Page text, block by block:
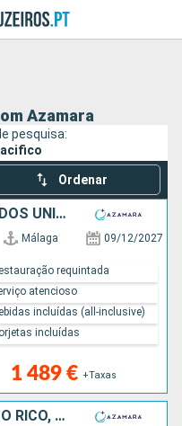
Azamara
pesquisa:
Ordenar
ESPANHA, MARROCOS, ESTADOS UNIDOS
Málaga 09/12/2027
1 489 € +Taxas
requintada
atencioso
incluídas (all-inclusive)
incluídas
ESPANHA, MARROCOS, PORTO RICO, ESTADOS UNIDOS